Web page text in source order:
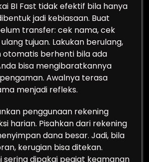
BI Fast tidak efektif bila hanya
jadi kebiasaan. Buat
transfer: cek nama, cek
tujuan. Lakukan berulang,
otomatis berhenti bila ada
bisa mengibaratkannya
Awalnya terasa
menjadi refleks.
penggunaan rekening
harian. Pisahkan dari rekening
dana besar. Jadi, bila
kerugian bisa ditekan.
sering dipakai pegiat keamanan